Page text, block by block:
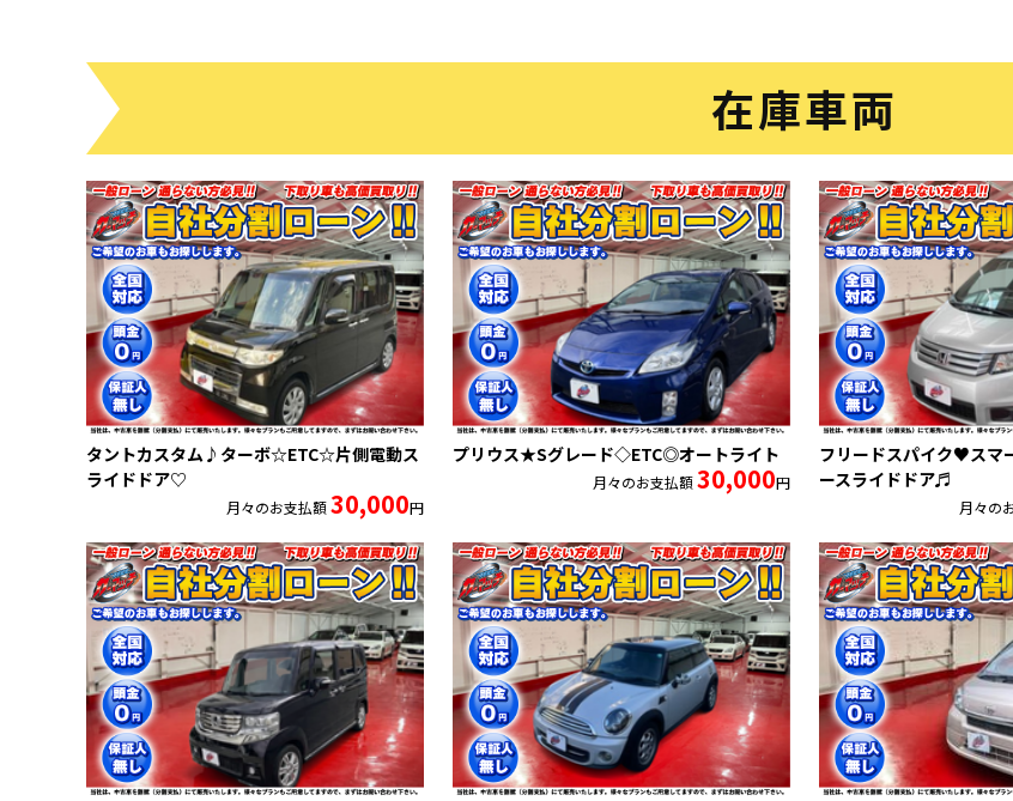
在庫車両
タントカスタム♪ターボ☆ETC☆片側電動ス
ライドドア♡
月々のお支払額30,000円
プリウス★Sグレード◇ETC◎オートライト
月々のお支払額30,000円
フリードスパイク♥スマ
ースライドドア♬
月々の